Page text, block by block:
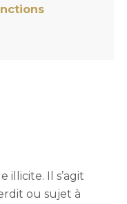
illicite. Il s’agit
ou sujet à